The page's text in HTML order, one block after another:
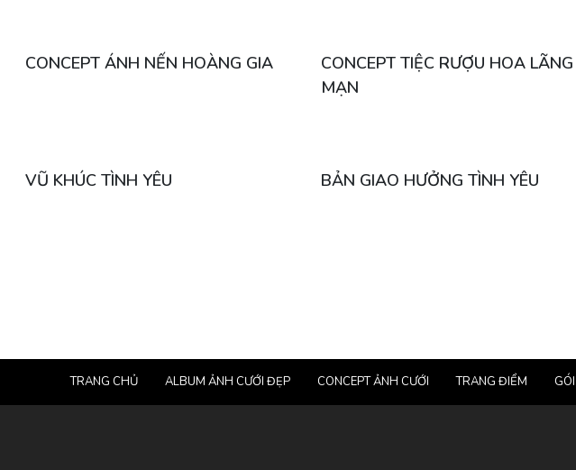
CONCEPT ÁNH NẾN HOÀNG GIA
CONCEPT TIỆC RƯỢU HOA LÃNG
MẠN
VŨ KHÚC TÌNH YÊU BẢN GIAO HƯỞNG TÌNH YÊU
TRANG CHỦ ALBUM ẢNH CƯỚI ĐẸP CONCEPT ẢNH CƯỚI TRANG ĐIỂM